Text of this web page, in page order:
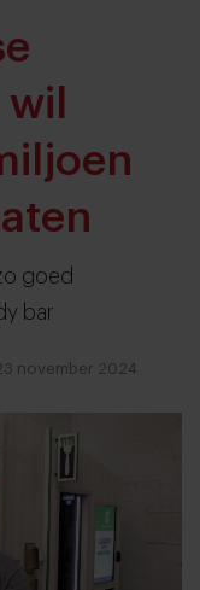
goed
bar
november 2024